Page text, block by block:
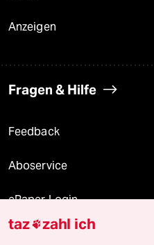
Anzeigen
Fragen & Hilfe
Feedback
Aboservice
ePaper Login
Downloads für Abonnierende
taz zahl ich